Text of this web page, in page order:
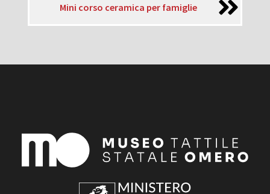
Mini corso ceramica per famiglie